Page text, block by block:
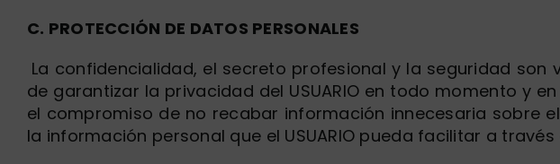
C. PROTECCIÓN DE DATOS PERSONALES
La confidencialidad, el secreto profesional y la seguridad son
de garantizar la privacidad del USUARIO en todo momento y
el compromiso de no recabar información innecesaria sobre
la información personal que el USUARIO pueda facilitar a